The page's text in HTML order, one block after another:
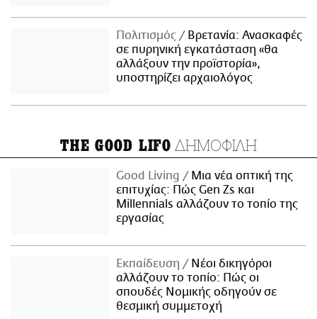
Πολιτισμός
Βρετανία: Ανασκαφές
σε πυρηνική εγκατάσταση «θα
αλλάξουν την προϊστορία»,
υποστηρίζει αρχαιολόγος
THE GOOD LIFO ΔΗΜΟΦΙΛΗ
Good Living
Μια νέα οπτική της
επιτυχίας: Πώς Gen Zs και
Millennials αλλάζουν το τοπίο της
εργασίας
Εκπαίδευση
Νέοι δικηγόροι
αλλάζουν το τοπίο: Πώς οι
σπουδές Νομικής οδηγούν σε
θεσμική συμμετοχή